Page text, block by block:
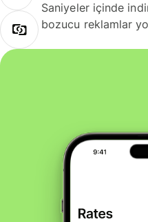
Saniyeler içinde
bozucu reklamlar